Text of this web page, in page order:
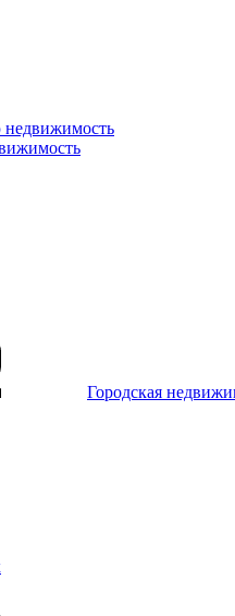
недвижимость
Городская